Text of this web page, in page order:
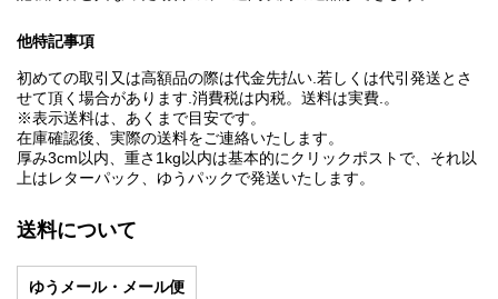
他特記事項
初めての取引又は高額品の際は代金先払い.若しくは代引発送とさ
せて頂く場合があります.消費税は内税。送料は実費.。
※表示送料は、あくまで目安です。
在庫確認後、実際の送料をご連絡いたします。
厚み3cm以内、重さ1kg以内は基本的にクリックポストで、それ以
上はレターパック、ゆうパックで発送いたします。
送料について
ゆうメール・メール便